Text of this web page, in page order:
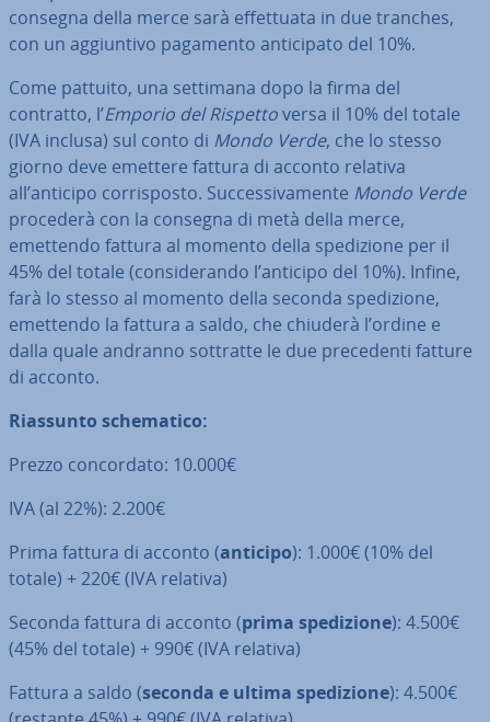
consegna della merce sarà ef­fet­tua­ta in due tranches,
con un ag­giun­ti­vo pagamento an­ti­ci­pa­to del 10%.
Come pattuito, una settimana dopo la firma del
contratto, l’Emporio del Rispettoversa il 10% del totale
(IVA inclusa) sul conto di Mondo Verde, che lo stesso
giorno deve emettere fattura di acconto relativa
all’anticipo cor­ri­spo­sto. Suc­ces­si­va­men­te Mondo Verde
procederà con la consegna di metà della merce,
emettendo fattura al momento della spe­di­zio­ne per il
45% del totale (con­si­de­ran­do l’anticipo del 10%). Infine,
farà lo stesso al momento della seconda spe­di­zio­ne,
emettendo la fattura a saldo, che chiuderà l’ordine e
dalla quale andranno sottratte le due pre­ce­den­ti fatture
di acconto.
Riassunto sche­ma­ti­co:
Prezzo con­cor­da­to: 10.000€
IVA (al 22%): 2.200€
Prima fattura di acconto (anticipo): 1.000€ (10% del
totale) + 220€ (IVA relativa)
Seconda fattura di acconto (prima spe­di­zio­ne): 4.500€
(45% del totale) + 990€ (IVA relativa)
Fattura a saldo (seconda e ultima spe­di­zio­ne): 4.500€